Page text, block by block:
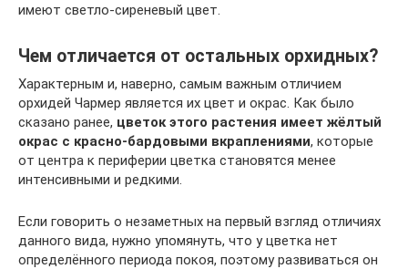
имеют светло-сиреневый цвет.
Чем отличается от остальных орхидных?
Характерным и, наверно, самым важным отличием
орхидей Чармер является их цвет и окрас. Как было
сказано ранее, цветок этого растения имеет жёлтый
окрас с красно-бардовыми вкраплениями, которые
от центра к периферии цветка становятся менее
интенсивными и редкими.
Если говорить о незаметных на первый взгляд отличиях
данного вида, нужно упомянуть, что у цветка нет
определённого периода покоя, поэтому развиваться он